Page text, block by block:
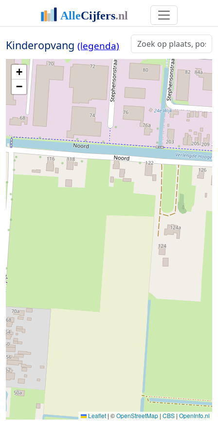
Kinderopvang (legenda)
+
−
Leaflet | ©OpenStreetMap | CBS | OpenInfo.nl